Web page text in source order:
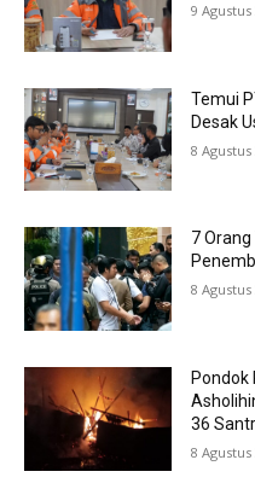
9 Agustus
Temui
Desak
8 Agustus
7
8 Agustus
Pondok
36
8 Agustus